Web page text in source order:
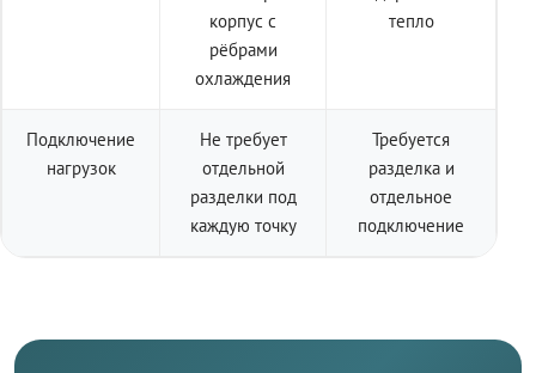
корпус с
рёбрами
охлаждения
тепло
Подключение
нагрузок
Не требует
отдельной
разделки под
каждую точку
Требуется
разделка и
отдельное
подключение